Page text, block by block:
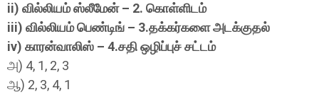
ii) வில்லியம் ஸ்லீமேன் – 2. கொள்ளிடம்
iii) வில்லியம் பெண்டிங் – 3.தக்கர்களை அடக்குதல்
iv) காரன்வாலிஸ் – 4.சதி ஒழிப்புச் சட்டம்
அ) 4, 1, 2, 3
ஆ) 2, 3, 4, 1